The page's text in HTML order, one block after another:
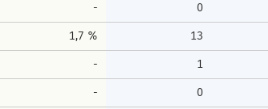
- 0
1,7 % 13
- 1
- 0